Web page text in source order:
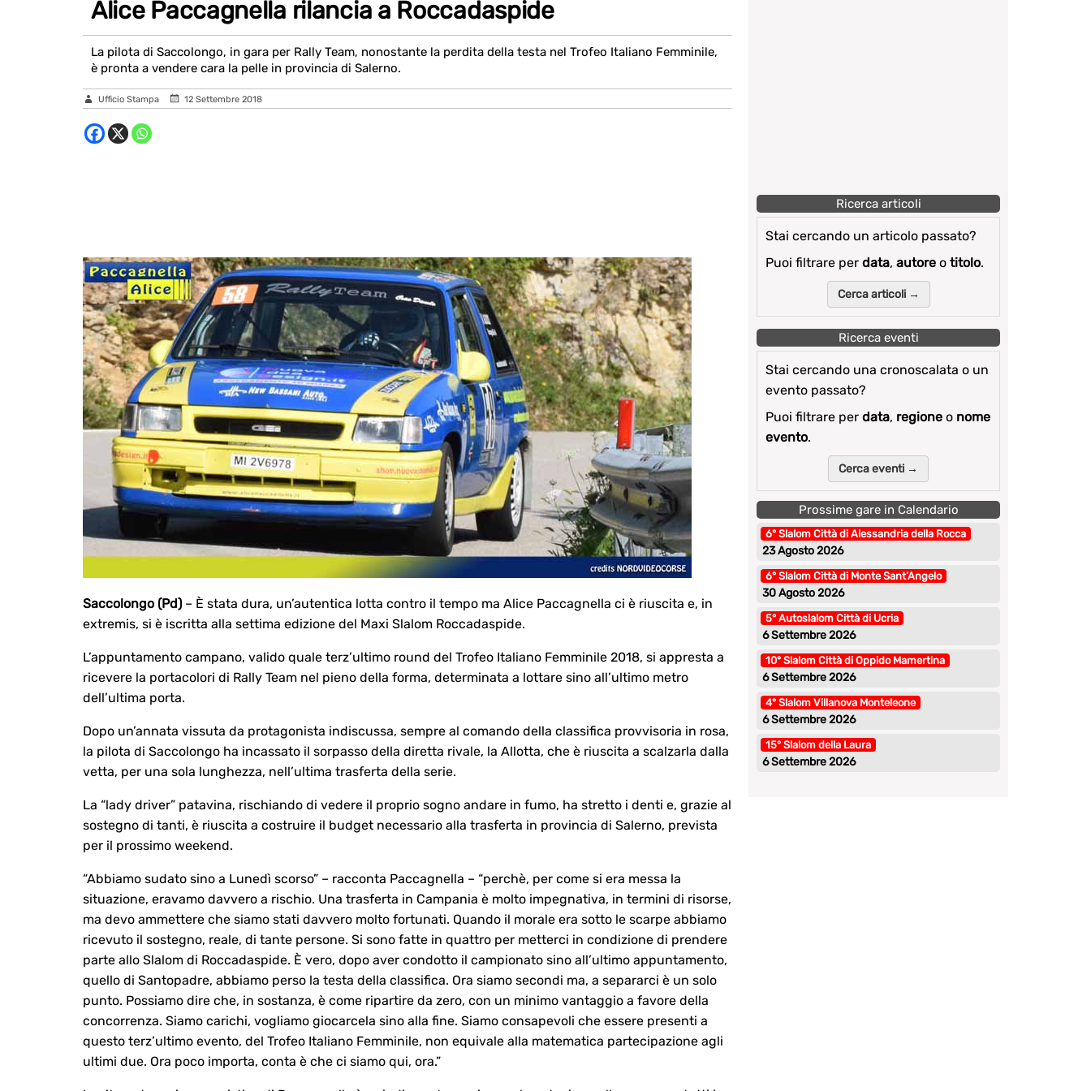
Alice Paccagnella rilancia a Roccadaspide
La pilota di Saccolongo, in gara per Rally Team, nonostante la perdita della testa nel Trofeo Italiano Femminile,
è pronta a vendere cara la pelle in provincia di Salerno.
Ufficio Stampa 12 Settembre 2018
Saccolongo (Pd)– È stata dura, un’autentica lotta contro il tempo ma Alice Paccagnella ci è riuscita e, in
extremis, si è iscritta alla settima edizione del Maxi Slalom Roccadaspide.
L’appuntamento campano, valido quale terz’ultimo round del Trofeo Italiano Femminile 2018, si appresta a
ricevere la portacolori di Rally Team nel pieno della forma, determinata a lottare sino all’ultimo metro
dell’ultima porta.
Dopo un’annata vissuta da protagonista indiscussa, sempre al comando della classifica provvisoria in rosa,
la pilota di Saccolongo ha incassato il sorpasso della diretta rivale, la Allotta, che è riuscita a scalzarla dalla
vetta, per una sola lunghezza, nell’ultima trasferta della serie.
La “lady driver” patavina, rischiando di vedere il proprio sogno andare in fumo, ha stretto i denti e, grazie al
sostegno di tanti, è riuscita a costruire il budget necessario alla trasferta in provincia di Salerno, prevista
per il prossimo weekend.
“Abbiamo sudato sino a Lunedì scorso” – racconta Paccagnella – “perchè, per come si era messa la
situazione, eravamo davvero a rischio. Una trasferta in Campania è molto impegnativa, in termini di risorse,
ma devo ammettere che siamo stati davvero molto fortunati. Quando il morale era sotto le scarpe abbiamo
ricevuto il sostegno, reale, di tante persone. Si sono fatte in quattro per metterci in condizione di prendere
parte allo Slalom di Roccadaspide. È vero, dopo aver condotto il campionato sino all’ultimo appuntamento,
quello di Santopadre, abbiamo perso la testa della classifica. Ora siamo secondi ma, a separarci è un solo
punto. Possiamo dire che, in sostanza, è come ripartire da zero, con un minimo vantaggio a favore della
concorrenza. Siamo carichi, vogliamo giocarcela sino alla fine. Siamo consapevoli che essere presenti a
questo terz’ultimo evento, del Trofeo Italiano Femminile, non equivale alla matematica partecipazione agli
ultimi due. Ora poco importa, conta è che ci siamo qui, ora.”
Ricerca articoli
Stai cercando un articolo passato?
Puoi filtrare per data, autore o titolo.
Cerca articoli →
Ricerca eventi
Stai cercando una cronoscalata o un
evento passato?
Puoi filtrare per data, regione o nome
evento.
Cerca eventi →
Prossime gare in Calendario
6° Slalom Città di Alessandria della Rocca
23 Agosto 2026
6° Slalom Città di Monte Sant’Angelo
30 Agosto 2026
5° Autoslalom Città di Ucria
6 Settembre 2026
10° Slalom Città di Oppido Mamertina
6 Settembre 2026
4° Slalom Villanova Monteleone
6 Settembre 2026
15° Slalom della Laura
6 Settembre 2026